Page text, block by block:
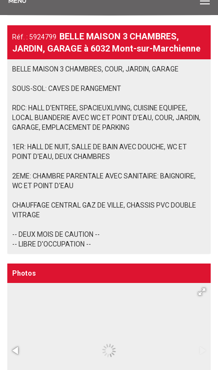
Réf. : 5924799 BELLE MAISON 3 CHAMBRES,
JARDIN, GARAGE à 6032 Mont-sur-Marchienne
BELLE MAISON 3 CHAMBRES, COUR, JARDIN, GARAGE
SOUS-SOL: CAVES DE RANGEMENT
RDC: HALL D'ENTREE, SPACIEUXLIVING, CUISINE EQUIPEE,
LOCAL BUANDERIE AVEC WC ET POINT D'EAU, COUR, JARDIN,
GARAGE, EMPLACEMENT DE PARKING
1ER: HALL DE NUIT, SALLE DE BAIN AVEC DOUCHE, WC ET
POINT D'EAU, DEUX CHAMBRES
2EME: CHAMBRE PARENTALE AVEC SANITAIRE: BAIGNOIRE,
WC ET POINT D'EAU
CHAUFFAGE CENTRAL GAZ DE VILLE, CHASSIS PVC DOUBLE
VITRAGE
-- DEUX MOIS DE CAUTION --
-- LIBRE D'OCCUPATION --
Photos